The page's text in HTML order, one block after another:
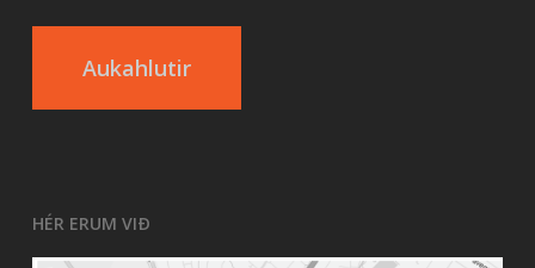
Aukahlutir
HÉR ERUM VIÐ